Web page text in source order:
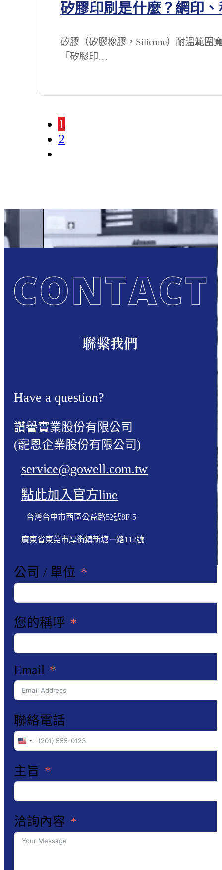
矽膠印刷是什麼？網印
矽膠（矽膠橡膠，Silicone）耐溫範
「矽膠印…
1
2
聯繫我們
Have a question?
讚譽實業股份有限公司
(寵恩企業股份有限公司)
service@gowell.com.tw
點此加入官方line
台灣台中市西區公益路52號8F-5
廣東省東莞市厚街鎮新塘一路112號
公司 / 單位
您的稱呼
Email
聯絡電話
United
+1
主旨
洽詢內容